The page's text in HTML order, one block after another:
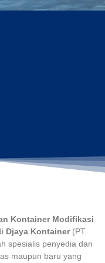
Kontainer Modifikasi
Djaya Kontainer(PT.
spesialis penyedia dan
maupun baru yang